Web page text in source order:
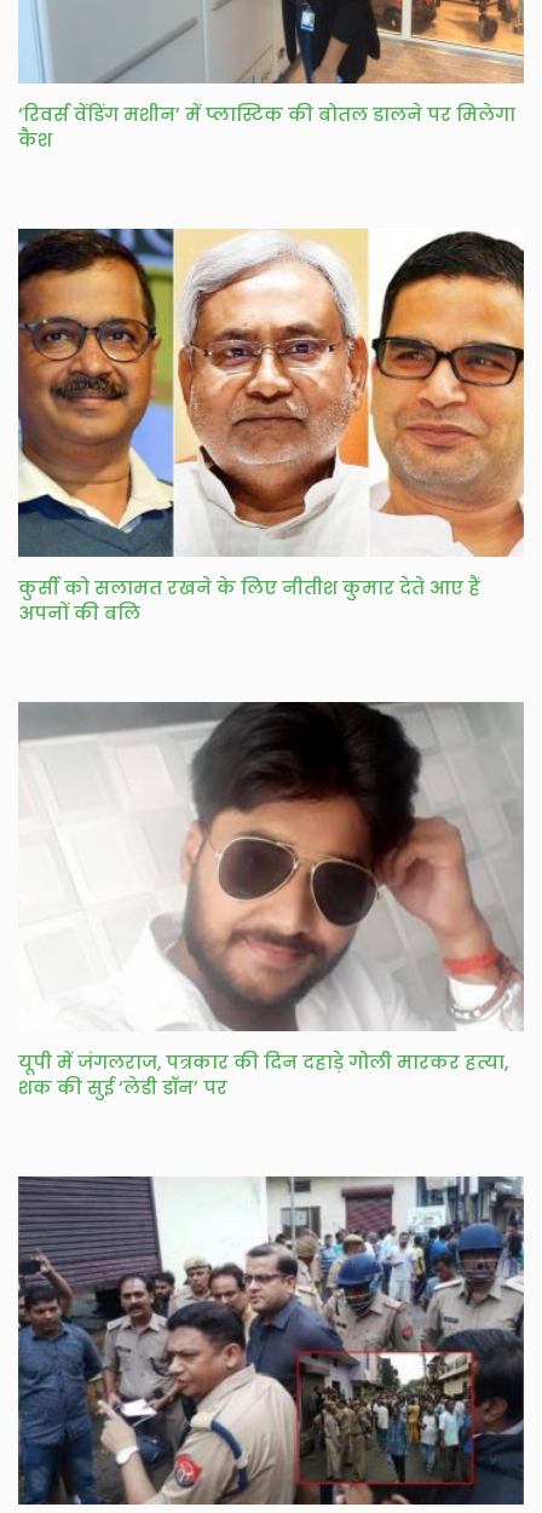
‘रिवर्स वेंडिंग मशीन’ में प्लास्टिक की बोतल डालने पर मिलेगा
कैश
कुर्सी को सलामत रखने के लिए नीतीश कुमार देते आए हैं
अपनों की बलि
यूपी में जंगलराज, पत्रकार की दिन दहाड़े गोली मारकर हत्या,
शक की सुई ‘लेडी डॉन’ पर